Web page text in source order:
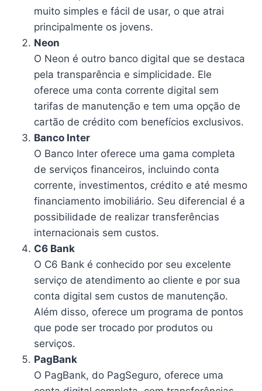
muito simples e fácil de usar, o que atrai
principalmente os jovens.
Neon
O Neon é outro banco digital que se destaca
pela transparência e simplicidade. Ele
oferece uma conta corrente digital sem
tarifas de manutenção e tem uma opção de
cartão de crédito com benefícios exclusivos.
Banco Inter
O Banco Inter oferece uma gama completa
de serviços financeiros, incluindo conta
corrente, investimentos, crédito e até mesmo
financiamento imobiliário. Seu diferencial é a
possibilidade de realizar transferências
internacionais sem custos.
C6 Bank
O C6 Bank é conhecido por seu excelente
serviço de atendimento ao cliente e por sua
conta digital sem custos de manutenção.
Além disso, oferece um programa de pontos
que pode ser trocado por produtos ou
serviços.
PagBank
O PagBank, do PagSeguro, oferece uma